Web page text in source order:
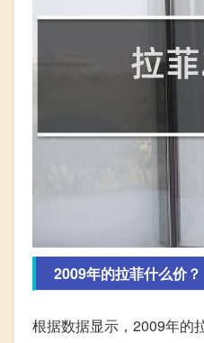
2009年的拉菲什么价？
根据数据显示，2009年的